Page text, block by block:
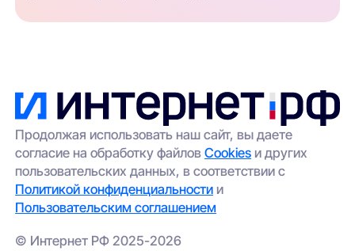
Продолжая использовать наш сайт, вы даете
согласие на обработку файловCookies и других
пользовательских данных, в соответствии с
Политикой конфиденциальности и
Пользовательским соглашением
© Интернет РФ 2025-2026